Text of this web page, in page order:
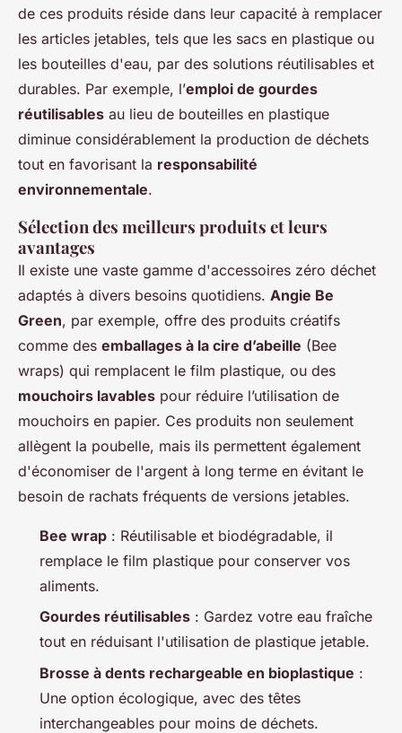
de ces produits réside dans leur capacité à remplacer
les articles jetables, tels que les sacs en plastique ou
les bouteilles d'eau, par des solutions réutilisables et
durables. Par exemple, l’emploi de gourdes
réutilisables au lieu de bouteilles en plastique
diminue considérablement la production de déchets
tout en favorisant la responsabilité
environnementale.
Sélection des meilleurs produits et leurs
avantages
Il existe une vaste gamme d'accessoires zéro déchet
adaptés à divers besoins quotidiens. Angie Be
Green, par exemple, offre des produits créatifs
comme des emballages à la cire d’abeille (Bee
wraps) qui remplacent le film plastique, ou des
mouchoirs lavables pour réduire l’utilisation de
mouchoirs en papier. Ces produits non seulement
allègent la poubelle, mais ils permettent également
d'économiser de l'argent à long terme en évitant le
besoin de rachats fréquents de versions jetables.
Bee wrap : Réutilisable et biodégradable, il
remplace le film plastique pour conserver vos
aliments.
Gourdes réutilisables : Gardez votre eau fraîche
tout en réduisant l'utilisation de plastique jetable.
Brosse à dents rechargeable en bioplastique :
Une option écologique, avec des têtes
interchangeables pour moins de déchets.